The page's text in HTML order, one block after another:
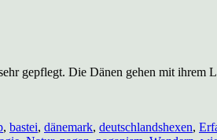
gepflegt. Die Dänen gehen mit
, bastei, dänemark, deutschlandshexen,